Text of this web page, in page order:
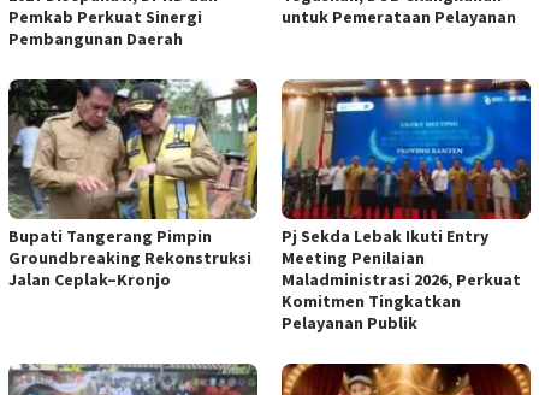
Pemkab Perkuat Sinergi
Pembangunan Daerah
untuk Pemerataan Pelayanan
Bupati Tangerang Pimpin
Groundbreaking Rekonstruksi
Jalan Ceplak–Kronjo
Pj Sekda Lebak Ikuti Entry
Meeting Penilaian
Maladministrasi 2026, Perkuat
Komitmen Tingkatkan
Pelayanan Publik